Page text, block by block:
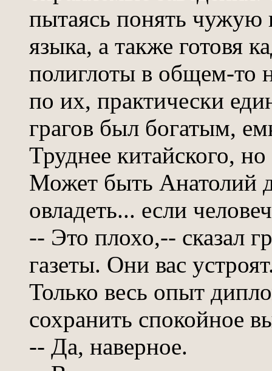
пытаясь понять чужую
языка, а также готовя
полиглоты в общем-то
по их, практически
грагов был богатым,
Труднее китайского,
Может быть Анатолий
овладеть... если
-- Это плохо,-- сказал
газеты. Они вас
Только весь опыт
сохранить спокойное
-- Да, наверное.